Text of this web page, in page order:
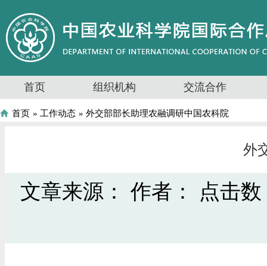
首页 组织机构 交流合作
首页 » 工作动态 » 外交部部长助理农融调研中国农科院
外
文章来源： 作者： 点击